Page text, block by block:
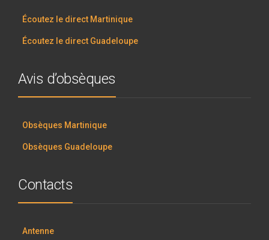
Écoutez le direct Martinique
Écoutez le direct Guadeloupe
Avis d’obsèques
Obsèques Martinique
Obsèques Guadeloupe
Contacts
Antenne